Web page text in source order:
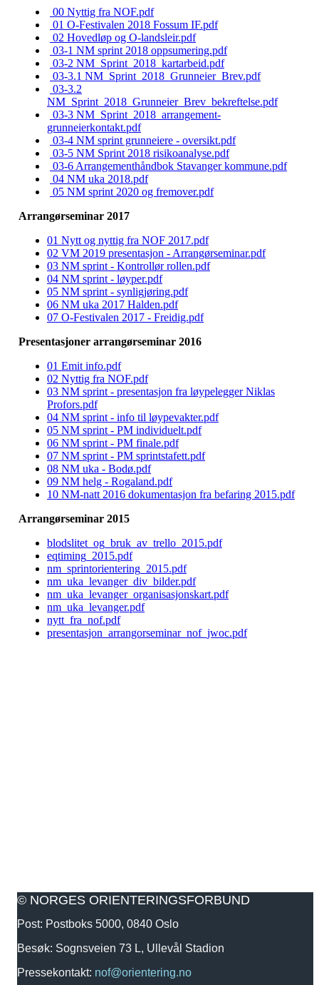
00 Nyttig fra NOF.pdf
01 O-Festivalen 2018 Fossum IF.pdf
02 Hovedløp og O-landsleir.pdf
03-1 NM sprint 2018 oppsumering.pdf
03-2 NM_Sprint_2018_kartarbeid.pdf
03-3.1 NM_Sprint_2018_Grunneier_Brev.pdf
03-3.2
NM_Sprint_2018_Grunneier_Brev_bekreftelse.pdf
03-3 NM_Sprint_2018_arrangement-
grunneierkontakt.pdf
03-4 NM sprint grunneiere - oversikt.pdf
03-5 NM Sprint 2018 risikoanalyse.pdf
03-6 Arrangementhåndbok Stavanger kommune.pdf
04 NM uka 2018.pdf
05 NM sprint 2020 og fremover.pdf
Arrangørseminar 2017
01 Nytt og nyttig fra NOF 2017.pdf
02 VM 2019 presentasjon - Arrangørseminar.pdf
03 NM sprint - Kontrollør rollen.pdf
04 NM sprint - løyper.pdf
05 NM sprint - synligjøring.pdf
06 NM uka 2017 Halden.pdf
07 O-Festivalen 2017 - Freidig.pdf
Presentasjoner arrangørseminar 2016
01 Emit info.pdf
02 Nyttig fra NOF.pdf
03 NM sprint - presentasjon fra løypelegger Niklas
Profors.pdf
04 NM sprint - info til løypevakter.pdf
05 NM sprint - PM individuelt.pdf
06 NM sprint - PM finale.pdf
07 NM sprint - PM sprintstafett.pdf
08 NM uka - Bodø.pdf
09 NM helg - Rogaland.pdf
10 NM-natt 2016 dokumentasjon fra befaring 2015.pdf
Arrangørseminar 2015
blodslitet_og_bruk_av_trello_2015.pdf
eqtiming_2015.pdf
nm_sprintorientering_2015.pdf
nm_uka_levanger_div_bilder.pdf
nm_uka_levanger_organisasjonskart.pdf
nm_uka_levanger.pdf
nytt_fra_nof.pdf
presentasjon_arrangorseminar_nof_jwoc.pdf
© NORGES ORIENTERINGSFORBUND
Post: Postboks 5000, 0840 Oslo
Besøk: Sognsveien 73 L, Ullevål Stadion
Pressekontakt: nof@orientering.no